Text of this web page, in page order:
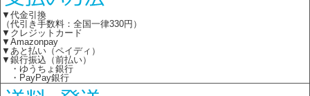
▼代金引換
（代引き手数料：全国一律330円）
▼クレジットカード
▼Amazonpay
▼あと払い（ペイディ）
▼銀行振込（前払い）
・ゆうちょ銀行
・PayPay銀行